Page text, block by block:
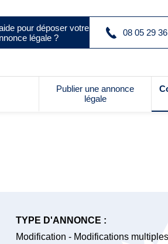
pour déposer votre
légale ?
08 05 29
Publier une annonce
légale
TYPE D'ANNONCE :
Modification - Modifications multiples